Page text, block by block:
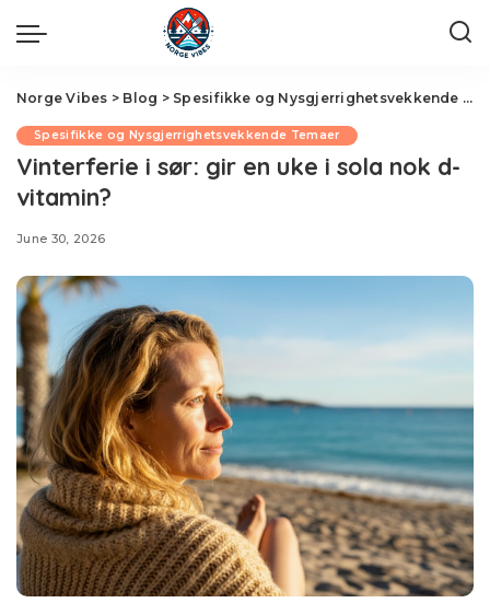
Norge Vibes > Blog > Spesifikke og Nysgjerrighetsvekkende Temaer
Spesifikke og Nysgjerrighetsvekkende Temaer
Vinterferie i sør: gir en uke i sola nok d-
vitamin?
June 30, 2026